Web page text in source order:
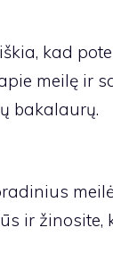
kad
meilę ir
bakalaurų.
ir žinosite,